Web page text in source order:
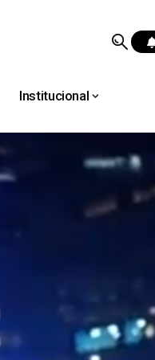
Institucional